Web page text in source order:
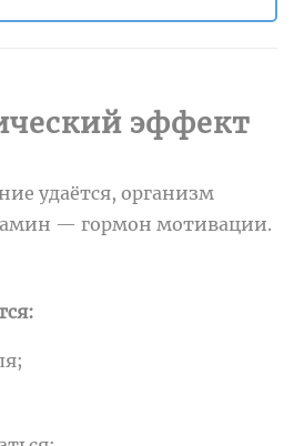
эффект
удаётся, организм
— гормон мотивации.